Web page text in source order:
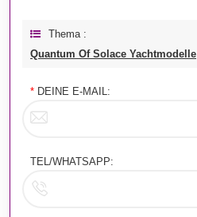
Thema :
Quantum Of Solace Yachtmodelle
* DEINE E-MAIL:
TEL/WHATSAPP: